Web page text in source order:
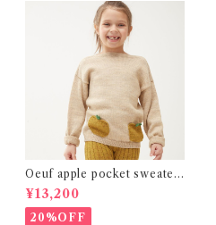
Oeuf apple pocket sweater
(4,6Y)
¥13,200
20%OFF